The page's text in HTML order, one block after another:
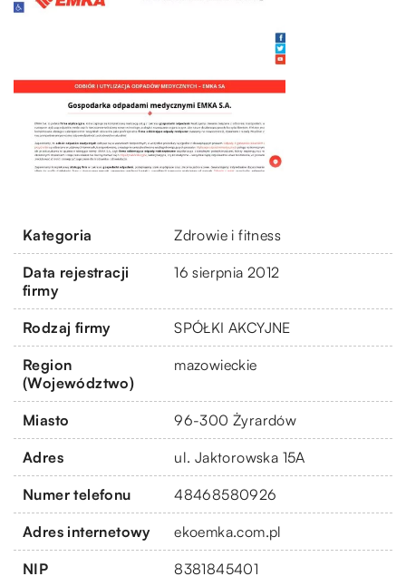
Kategoria Zdrowie i fitness
Data rejestracji
firmy
16 sierpnia 2012
Rodzaj firmy SPÓŁKI AKCYJNE
Region
(Województwo)
mazowieckie
Miasto 96-300 Żyrardów
Adres ul. Jaktorowska 15A
Numer telefonu 48468580926
Adres internetowy ekoemka.com.pl
NIP 8381845401